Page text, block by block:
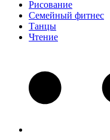
Рисование
Семейный фитнес
Танцы
Чтение